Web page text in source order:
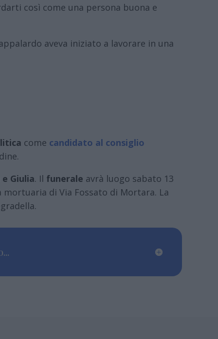
così come una persona buona e
aveva iniziato a lavorare in una
come candidato al consiglio
Giulia. Il funerale avrà luogo sabato 13
di Via Fossato di Mortara. La